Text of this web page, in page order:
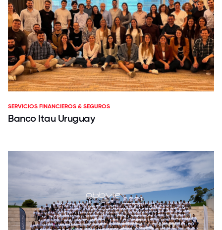
SERVICIOS FINANCIEROS & SEGUROS
Banco Itau Uruguay